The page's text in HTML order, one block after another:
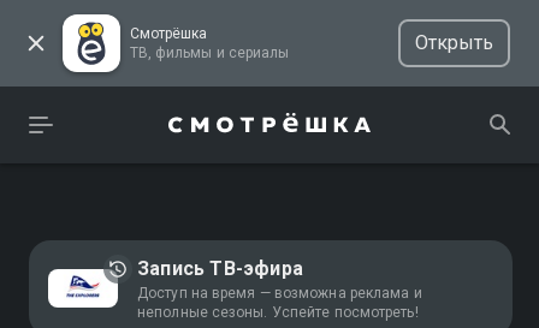
Смотрёшка
ТВ, фильмы и сериалы
Открыть
Запись ТВ-эфира
Доступ на время — возможна реклама и
неполные сезоны. Успейте посмотреть!